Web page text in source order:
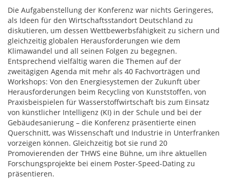
Die Aufgabenstellung der Konferenz war nichts Geringeres,
als Ideen für den Wirtschaftsstandort Deutschland zu
diskutieren, um dessen Wettbewerbsfähigkeit zu sichern und
gleichzeitig globalen Herausforderungen wie dem
Klimawandel und all seinen Folgen zu begegnen.
Entsprechend vielfältig waren die Themen auf der
zweitägigen Agenda mit mehr als 40 Fachvorträgen und
Workshops: Von den Energiesystemen der Zukunft über
Herausforderungen beim Recycling von Kunststoffen, von
Praxisbeispielen für Wasserstoffwirtschaft bis zum Einsatz
von künstlicher Intelligenz (KI) in der Schule und bei der
Gebäudesanierung – die Konferenz präsentierte einen
Querschnitt, was Wissenschaft und Industrie in Unterfranken
vorzeigen können. Gleichzeitig bot sie rund 20
Promovierenden der THWS eine Bühne, um ihre aktuellen
Forschungsprojekte bei einem Poster-Speed-Dating zu
präsentieren.